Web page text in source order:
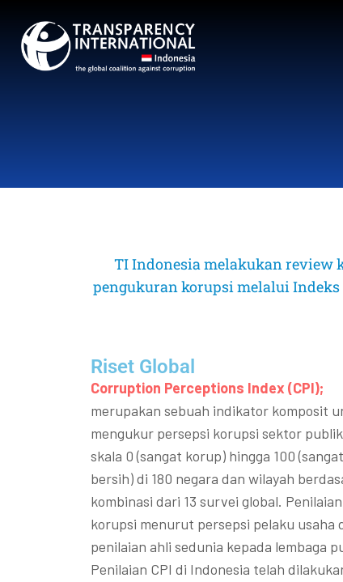
TI Indonesia melakukan review
pengukuran korupsi melalui
Riset Global​
Corruption Perceptions Index (CPI);
merupakan sebuah indikator komposit
mengukur persepsi korupsi sektor
skala 0 (sangat korup) hingga 100 (sangat
bersih) di 180 negara dan wilayah
kombinasi dari 13 survei global. Penilaian
korupsi menurut persepsi pelaku usaha
penilaian ahli sedunia kepada lembaga
Penilaian CPI di Indonesia telah